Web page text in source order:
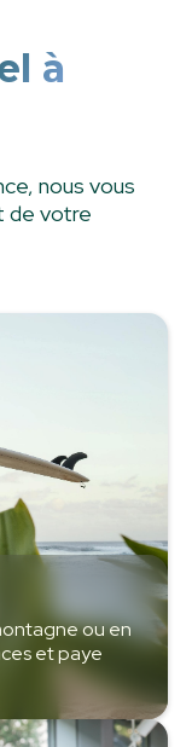
à
nous vous
de votre
ou en
et paye